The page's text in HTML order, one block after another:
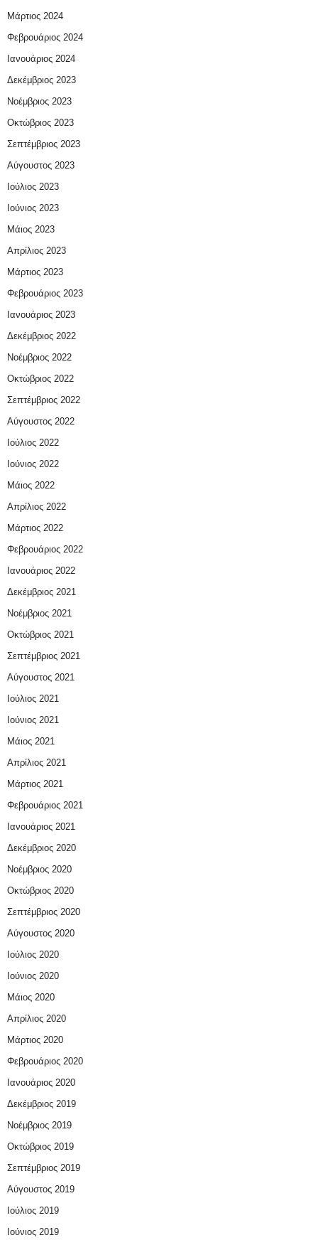
Μάρτιος 2024
Φεβρουάριος 2024
Ιανουάριος 2024
Δεκέμβριος 2023
Νοέμβριος 2023
Οκτώβριος 2023
Σεπτέμβριος 2023
Αύγουστος 2023
Ιούλιος 2023
Ιούνιος 2023
Μάιος 2023
Απρίλιος 2023
Μάρτιος 2023
Φεβρουάριος 2023
Ιανουάριος 2023
Δεκέμβριος 2022
Νοέμβριος 2022
Οκτώβριος 2022
Σεπτέμβριος 2022
Αύγουστος 2022
Ιούλιος 2022
Ιούνιος 2022
Μάιος 2022
Απρίλιος 2022
Μάρτιος 2022
Φεβρουάριος 2022
Ιανουάριος 2022
Δεκέμβριος 2021
Νοέμβριος 2021
Οκτώβριος 2021
Σεπτέμβριος 2021
Αύγουστος 2021
Ιούλιος 2021
Ιούνιος 2021
Μάιος 2021
Απρίλιος 2021
Μάρτιος 2021
Φεβρουάριος 2021
Ιανουάριος 2021
Δεκέμβριος 2020
Νοέμβριος 2020
Οκτώβριος 2020
Σεπτέμβριος 2020
Αύγουστος 2020
Ιούλιος 2020
Ιούνιος 2020
Μάιος 2020
Απρίλιος 2020
Μάρτιος 2020
Φεβρουάριος 2020
Ιανουάριος 2020
Δεκέμβριος 2019
Νοέμβριος 2019
Οκτώβριος 2019
Σεπτέμβριος 2019
Αύγουστος 2019
Ιούλιος 2019
Ιούνιος 2019